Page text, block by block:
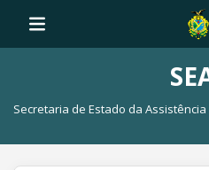
Secretaria de Estado da